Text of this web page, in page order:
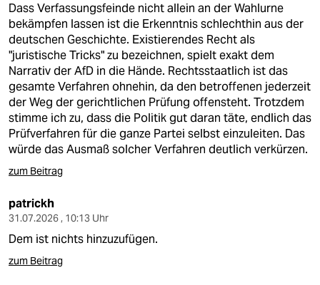
berlin
nord
wahrheit
verlag
verlag
veranstaltungen
shop
fragen & hilfe
Dass Verfassungsfeinde nicht allein an der Wahlurne
bekämpfen lassen ist die Erkenntnis schlechthin aus der
deutschen Geschichte. Existierendes Recht als
"juristische Tricks" zu bezeichnen, spielt exakt dem
Narrativ der AfD in die Hände. Rechtsstaatlich ist das
gesamte Verfahren ohnehin, da den betroffenen jederzeit
der Weg der gerichtlichen Prüfung offensteht. Trotzdem
stimme ich zu, dass die Politik gut daran täte, endlich das
Prüfverfahren für die ganze Partei selbst einzuleiten. Das
würde das Ausmaß solcher Verfahren deutlich verkürzen.
zum Beitrag
patrickh
31.07.2026 , 10:13 Uhr
Dem ist nichts hinzuzufügen.
zum Beitrag